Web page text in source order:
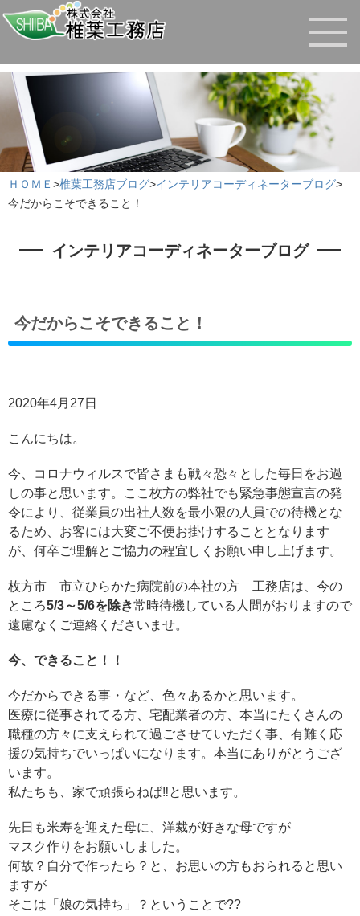
ＨＯＭＥ >椎葉工務店ブログ>インテリアコーディネーターブログ>
今だからこそできること！
インテリアコーディネーターブログ
今だからこそできること！
2020年4月27日
こんにちは。
今、コロナウィルスで皆さまも戦々恐々とした毎日をお過
しの事と思います。ここ枚方の弊社でも緊急事態宣言の発
令により、従業員の出社人数を最小限の人員での待機とな
るため、お客には大変ご不便お掛けすることとなります
が、何卒ご理解とご協力の程宜しくお願い申し上げます。
枚方市 市立ひらかた病院前の本社の方 工務店は、今の
ところ5/3～5/6を除き常時待機している人間がおりますので
遠慮なくご連絡くださいませ。
今、できること！！
今だからできる事・など、色々あるかと思います。
医療に従事されてる方、宅配業者の方、本当にたくさんの
職種の方々に支えられて過ごさせていただく事、有難く応
援の気持ちでいっぱいになります。本当にありがとうござ
います。
私たちも、家で頑張らねば‼と思います。
先日も米寿を迎えた母に、洋裁が好きな母ですが
マスク作りをお願いしました。
何故？自分で作ったら？と、お思いの方もおられると思い
ますが
そこは「娘の気持ち」？ということで??